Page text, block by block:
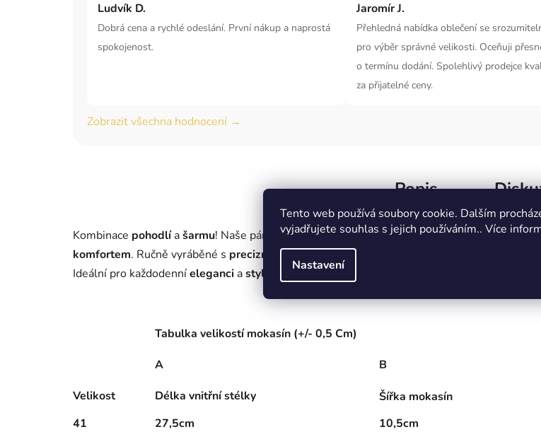
Tento web používá soubory cookie. Dalším
vyjadřujete souhlas s jejich používáním.. Více
Nastavení
Ludvík D.
Dobrá cena a rychlé odeslání. První nákup a naprostá
spokojenost.
Jaromír J.
Přehledná nabídka oblečení se
pro výběr správné velikosti. Oceňuji
o termínu dodání. Spolehlivý prodejce
za přijatelné ceny.
Zobrazit všechna hodnocení →
Popis
Kombinace pohodlíašarmu! Naše pánskémokasíny přinášejíelegantní styls maximálním
komfortem. Ručně vyráběné s precizností, tyto boty dodají vašemu vzhledu
Ideální pro každodenníeleganci astylový dojem.
Tabulka velikostí mokasín (+/- 0,5 Cm)
A
B
Velikost
Délka vnitřní stélky
Šířka mokasín
41
27,5cm
10,5cm